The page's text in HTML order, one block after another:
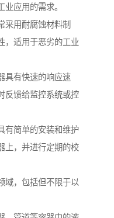
应用的需求。
采用耐腐蚀材料制
，适用于恶劣的工业
具有快速的响应速
反馈给监控系统或控
有简单的安装和维护
上，并进行定期的校
域，包括但不限于以